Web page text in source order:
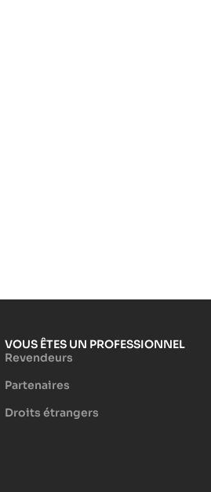
VOUS ÊTES UN PROFESSIONNEL
Revendeurs
Partenaires
Droits étrangers